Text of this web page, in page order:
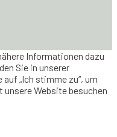
Informationen dazu
Sie in unserer
auf „Ich stimme zu“, um
unsere Website besuchen